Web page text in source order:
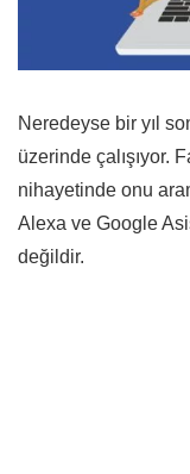
Neredeyse bir yıl
üzerinde çalışıyor.
nihayetinde onu
Alexa ve Google
değildir.